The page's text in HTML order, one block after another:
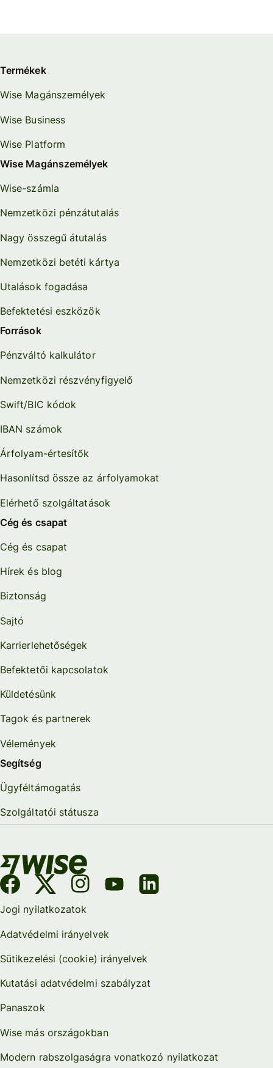
Termékek
Wise Magánszemélyek
Wise Business
Wise Platform
Wise Magánszemélyek
Wise-számla
Nemzetközi pénzátutalás
Nagy összegű átutalás
Nemzetközi betéti kártya
Utalások fogadása
Befektetési eszközök
Források
Pénzváltó kalkulátor
Nemzetközi részvényfigyelő
Swift/BIC kódok
IBAN számok
Árfolyam-értesítők
Hasonlítsd össze az árfolyamokat
Elérhető szolgáltatások
Cég és csapat
Cég és csapat
Hírek és blog
Biztonság
Sajtó
Karrierlehetőségek
Befektetői kapcsolatok
Küldetésünk
Tagok és partnerek
Vélemények
Segítség
Ügyféltámogatás
Szolgáltatói státusza
Jogi nyilatkozatok
Adatvédelmi irányelvek
Sütikezelési (cookie) irányelvek
Kutatási adatvédelmi szabályzat
Panaszok
Wise más országokban
Modern rabszolgaságra vonatkozó nyilatkozat